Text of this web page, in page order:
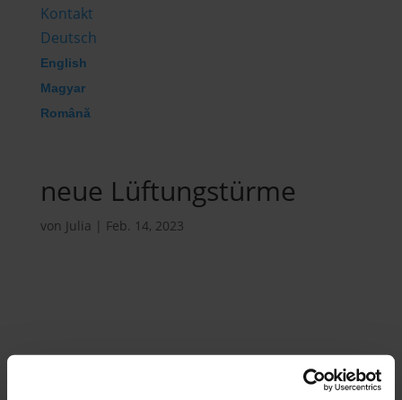
Kontakt
Deutsch
English
Magyar
Română
neue Lüftungstürme
von Julia | Feb. 14, 2023